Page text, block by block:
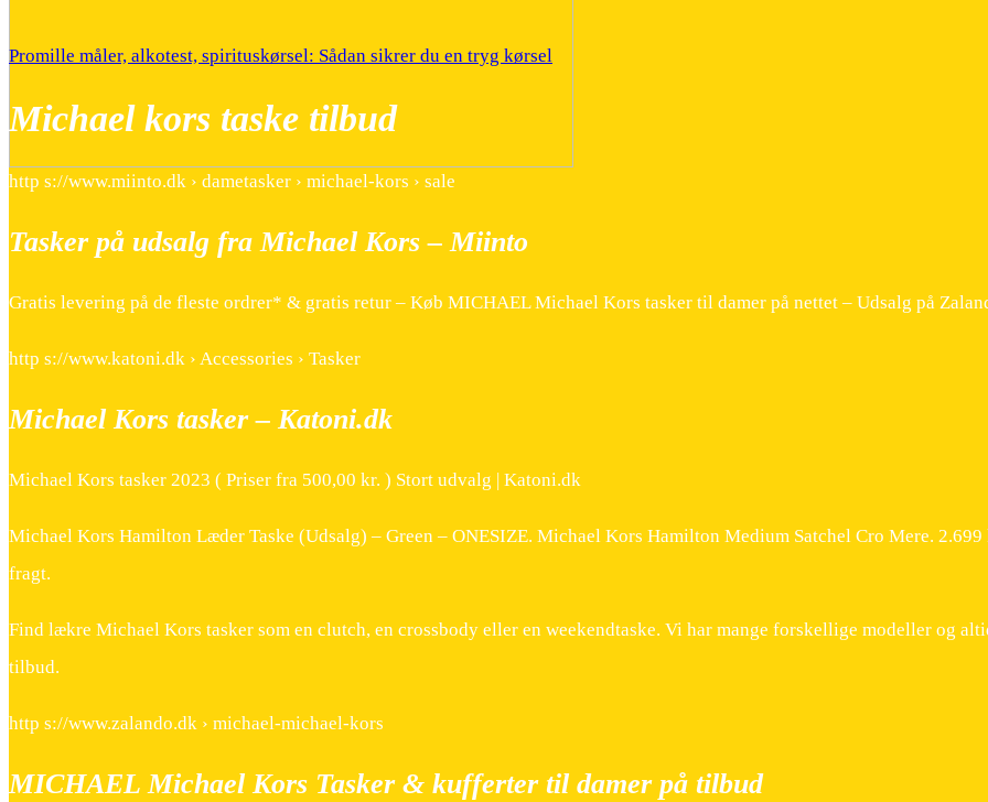
Promille måler, alkotest, spirituskørsel: Sådan sikrer du en tryg kørsel
Michael kors taske tilbud
http s://www.miinto.dk › dametasker › michael-kors › sale
Tasker på udsalg fra Michael Kors – Miinto
Gratis levering på de fleste ordrer* & gratis retur – Køb MICHAEL Michael Kors tasker til damer på nettet – Udsalg på
http s://www.katoni.dk › Accessories › Tasker
Michael Kors tasker – Katoni.dk
Michael Kors tasker 2023 ( Priser fra 500,00 kr. ) Stort udvalg | Katoni.dk
Michael Kors Hamilton Læder Taske (Udsalg) – Green – ONESIZE. Michael Kors Hamilton Medium Satchel Cro Mere. 2.699
fragt.
Find lækre Michael Kors tasker som en clutch, en crossbody eller en weekendtaske. Vi har mange forskellige modeller og
tilbud.
http s://www.zalando.dk › michael-michael-kors
MICHAEL Michael Kors Tasker & kufferter til damer på tilbud